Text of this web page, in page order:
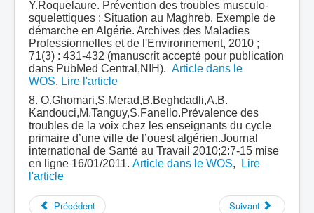
Y.Roquelaure. Prévention des troubles musculo-
squelettiques : Situation au Maghreb. Exemple de
démarche en Algérie. Archives des Maladies
Professionnelles et de l'Environnement, 2010 ;
71(3) : 431-432 (manuscrit accepté pour publication
dans PubMed Central,NIH). Article dans le
WOS, Lire l'article
8. O.Ghomari,S.Merad,B.Beghdadli,A.B.
Kandouci,M.Tanguy,S.Fanello.Prévalence des
troubles de la voix chez les enseignants du cycle
primaire d’une ville de l’ouest algérien.Journal
international de Santé au Travail 2010;2:7-15 mise
en ligne 16/01/2011. Article dans le WOS,
Lire
l'article
Précédent Suivant